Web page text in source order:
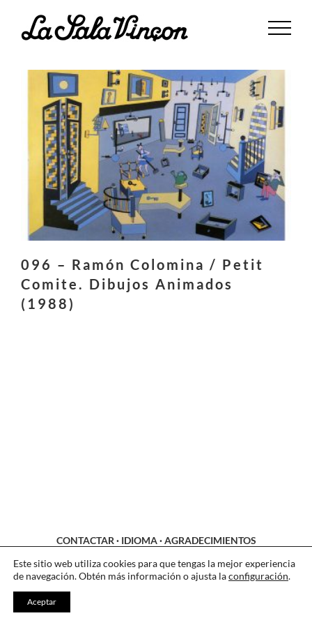
096 – Ramón Colomina / Petit
Comite. Dibujos Animados
(1988)
CONTACTAR · IDIOMA·AGRADECIMIENTOS
LEGAL·COOKIES·PRIVACIDAD
Este sitio web utiliza cookies para que tengas la mejor experiencia
de navegación. Obtén más información o ajusta laconfiguración.
Aceptar